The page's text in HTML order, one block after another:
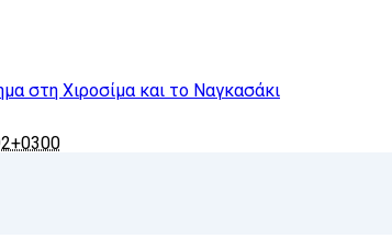
στη Χιροσίμα και το Ναγκασάκι